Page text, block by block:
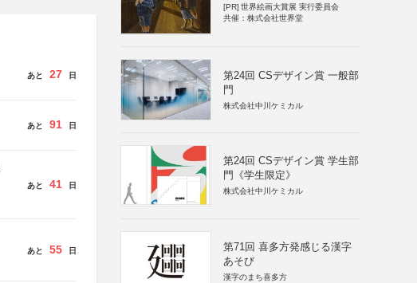
あと 27 日
あと 91 日
あと 41 日
あと 55 日
[PR] 世界絵画大賞展 実行委員会
共催：株式会社世界堂
第24回 CSデザイン賞 一般部
門
株式会社中川ケミカル
第24回 CSデザイン賞 学生部
門《学生限定》
株式会社中川ケミカル
第71回 喜多方発感じる漢字
あそび
漢字のまち喜多方